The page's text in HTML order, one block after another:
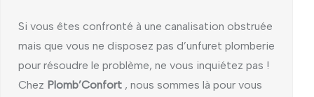
Si vous êtes confronté à une canalisation obstruée
mais que vous ne disposez pas d’unfuret plomberie
pour résoudre le problème, ne vous inquiétez pas !
Chez Plomb’Confort , nous sommes là pour vous